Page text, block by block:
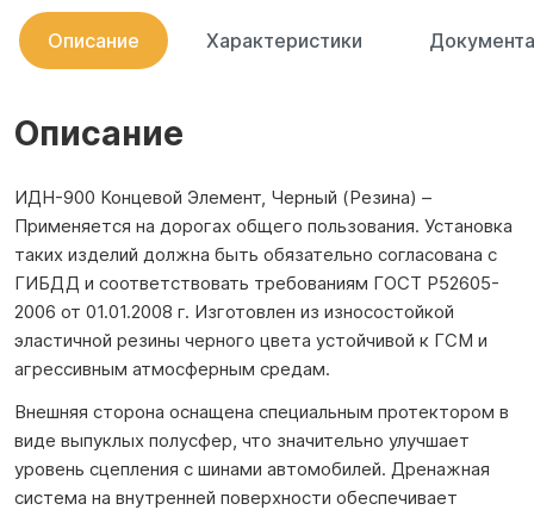
Описание Характеристики
Описание
ИДН-900 Концевой Элемент, Черный (Резина) –
Применяется на дорогах общего пользования. Установка
таких изделий должна быть обязательно согласована с
ГИБДД и соответствовать требованиям ГОСТ Р52605-
2006 от 01.01.2008 г. Изготовлен из износостойкой
эластичной резины черного цвета устойчивой к ГСМ и
агрессивным атмосферным средам.
Внешняя сторона оснащена специальным протектором в
виде выпуклых полусфер, что значительно улучшает
уровень сцепления с шинами автомобилей. Дренажная
система на внутренней поверхности обеспечивает